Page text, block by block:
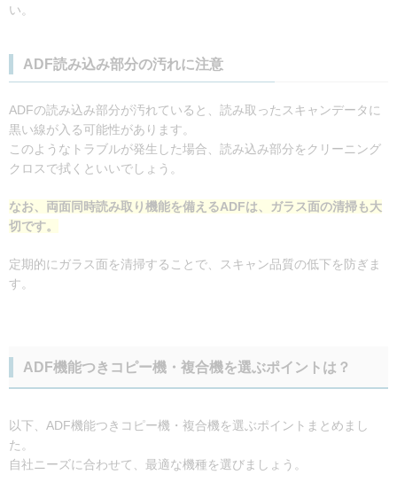
い。
ADF読み込み部分の汚れに注意
ADFの読み込み部分が汚れていると、読み取ったスキャンデータに
黒い線が入る可能性があります。
このようなトラブルが発生した場合、読み込み部分をクリーニング
クロスで拭くといいでしょう。
なお、両面同時読み取り機能を備えるADFは、ガラス面の清掃も大
切です。
定期的にガラス面を清掃することで、スキャン品質の低下を防ぎま
す。
ADF機能つきコピー機・複合機を選ぶポイントは？
以下、ADF機能つきコピー機・複合機を選ぶポイントまとめまし
た。
自社ニーズに合わせて、最適な機種を選びましょう。